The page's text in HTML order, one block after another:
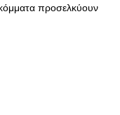
προσελκύουν